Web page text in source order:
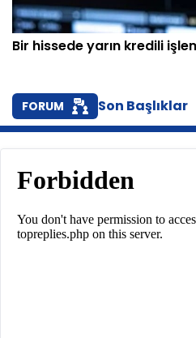
Bir hissede yarın kredili
FORUM Son Başlıklar